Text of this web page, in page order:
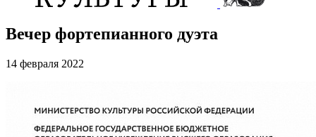
Вечер фортепианного дуэта
14 февраля 2022